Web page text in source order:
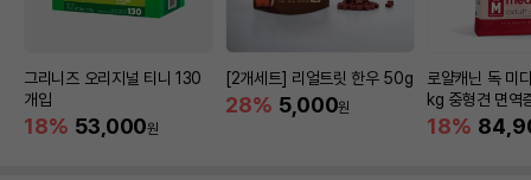
그리니즈 오리지널 티니 130
개입
18% 53,000원
[2개세트] 리얼트릿 한우 50g
28% 5,000원
로얄캐닌 독 미
kg 중형견 면역
18%